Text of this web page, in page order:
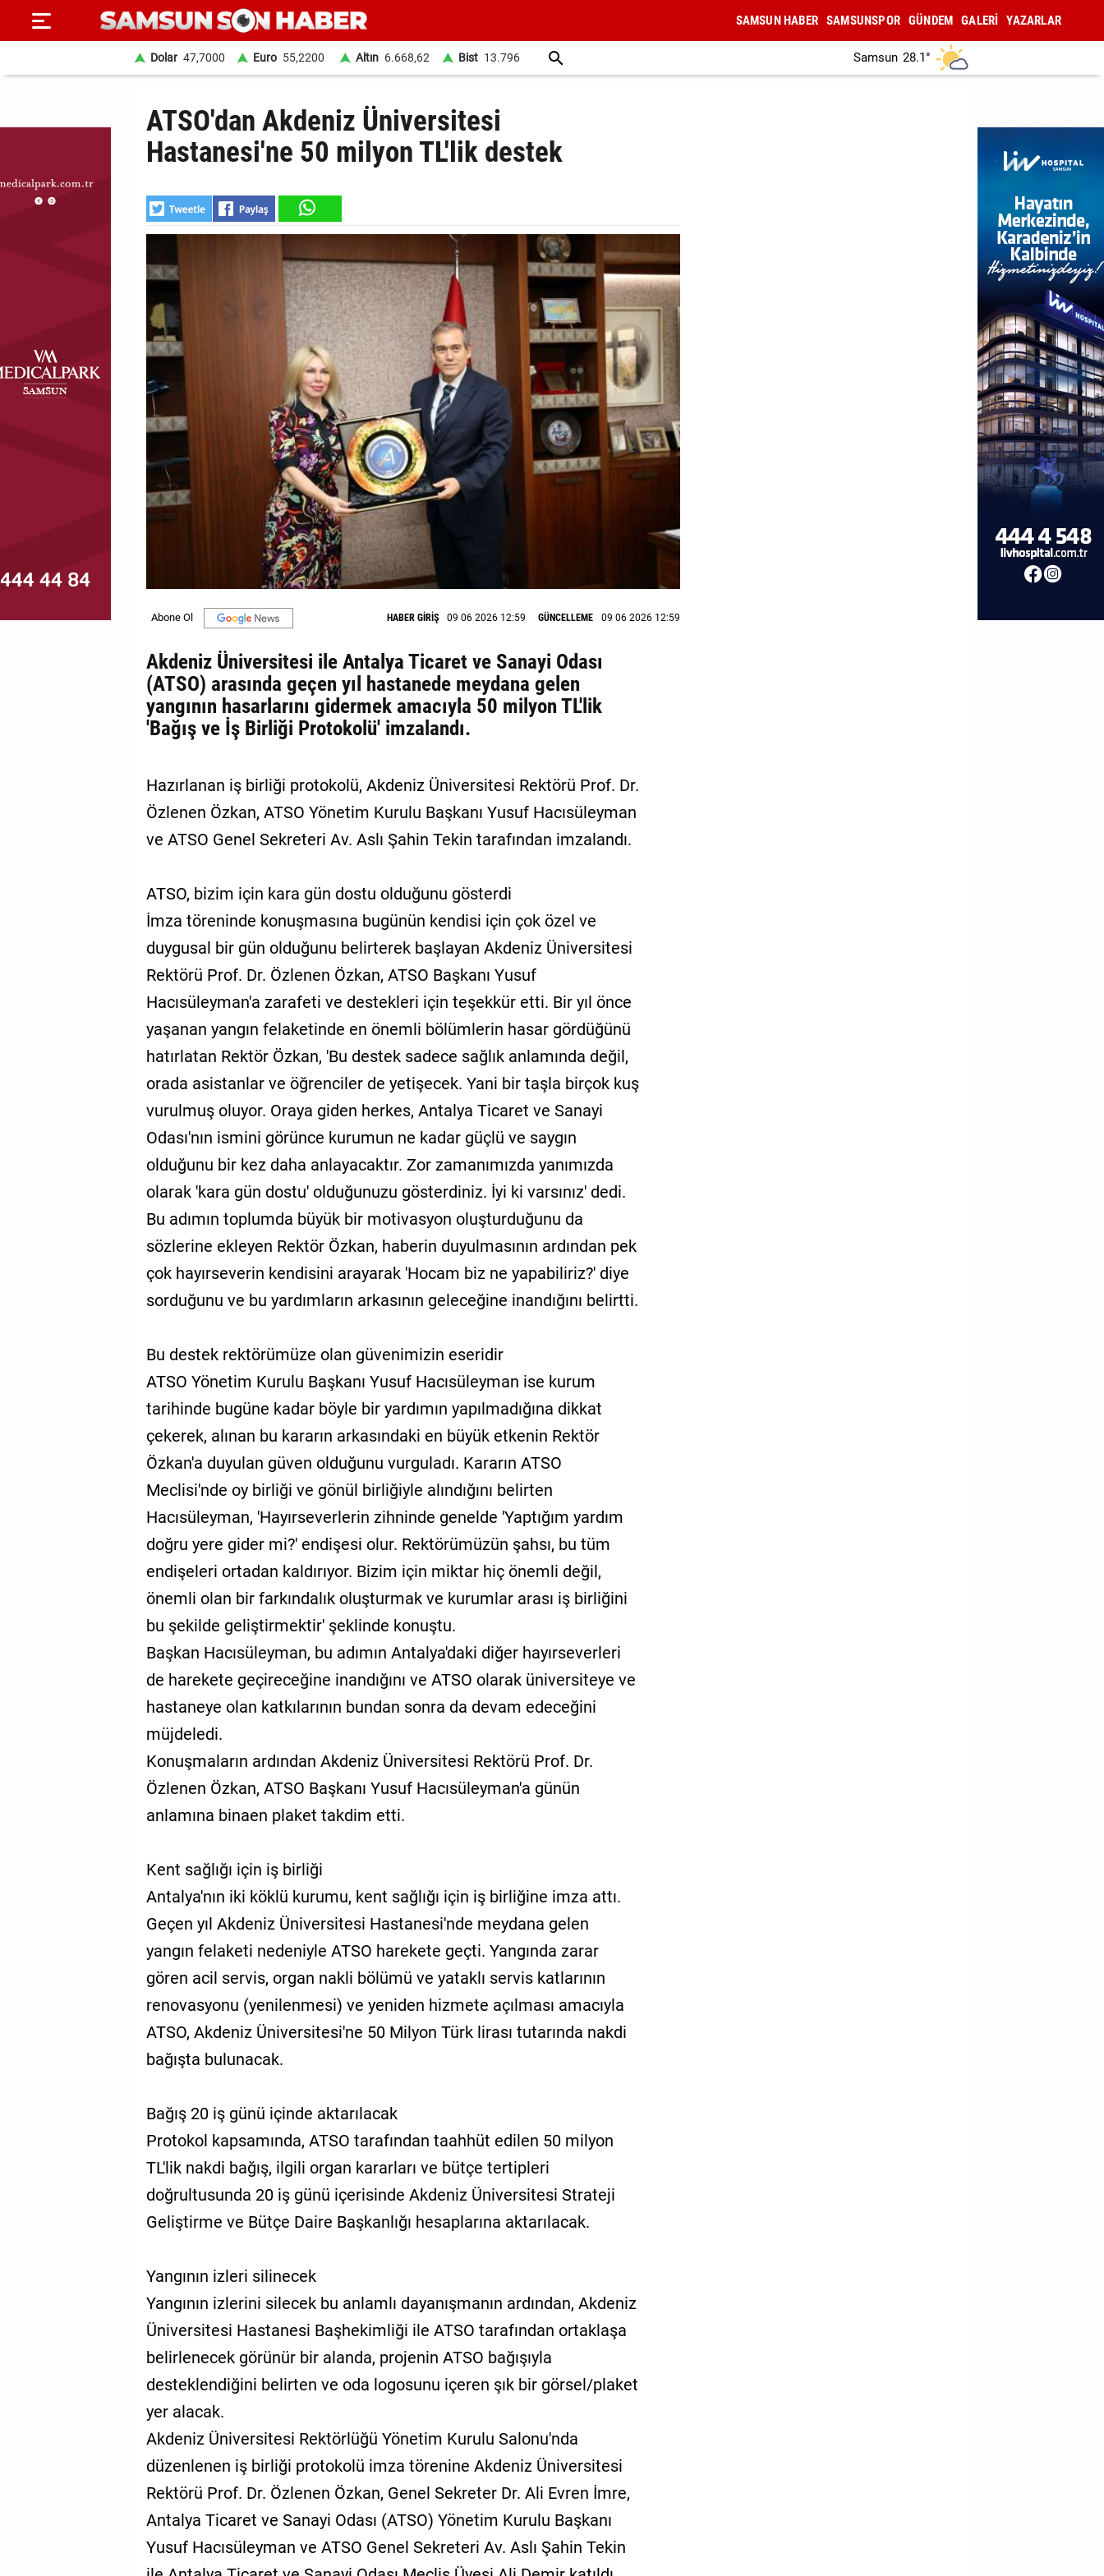
SAYFA
HABER
DÜNYA
MAGAZİN
Künye
İletişim
SAMSUN HABER SAMSUNSPOR GÜNDEM GALERİ YAZARLAR
Dolar 47,7000 Euro 55,2200 Altın 6.668,62 Bist 13.796 Samsun 28.1°
ATSO'dan Akdeniz Üniversitesi
Hastanesi'ne 50 milyon TL'lik destek
HABER GİRİŞ 09 06 2026 12:59 GÜNCELLEME 09 06 2026 12:59
Akdeniz Üniversitesi ile Antalya Ticaret ve Sanayi Odası
(ATSO) arasında geçen yıl hastanede meydana gelen
yangının hasarlarını gidermek amacıyla 50 milyon TL'lik
'Bağış ve İş Birliği Protokolü' imzalandı.
Hazırlanan iş birliği protokolü, Akdeniz Üniversitesi Rektörü Prof. Dr.
Özlenen Özkan, ATSO Yönetim Kurulu Başkanı Yusuf Hacısüleyman
ve ATSO Genel Sekreteri Av. Aslı Şahin Tekin tarafından imzalandı.
ATSO, bizim için kara gün dostu olduğunu gösterdi
İmza töreninde konuşmasına bugünün kendisi için çok özel ve
duygusal bir gün olduğunu belirterek başlayan Akdeniz Üniversitesi
Rektörü Prof. Dr. Özlenen Özkan, ATSO Başkanı Yusuf
Hacısüleyman'a zarafeti ve destekleri için teşekkür etti. Bir yıl önce
yaşanan yangın felaketinde en önemli bölümlerin hasar gördüğünü
hatırlatan Rektör Özkan, 'Bu destek sadece sağlık anlamında değil,
orada asistanlar ve öğrenciler de yetişecek. Yani bir taşla birçok kuş
vurulmuş oluyor. Oraya giden herkes, Antalya Ticaret ve Sanayi
Odası'nın ismini görünce kurumun ne kadar güçlü ve saygın
olduğunu bir kez daha anlayacaktır. Zor zamanımızda yanımızda
olarak 'kara gün dostu' olduğunuzu gösterdiniz. İyi ki varsınız' dedi.
Bu adımın toplumda büyük bir motivasyon oluşturduğunu da
sözlerine ekleyen Rektör Özkan, haberin duyulmasının ardından pek
çok hayırseverin kendisini arayarak 'Hocam biz ne yapabiliriz?' diye
sorduğunu ve bu yardımların arkasının geleceğine inandığını belirtti.
Bu destek rektörümüze olan güvenimizin eseridir
ATSO Yönetim Kurulu Başkanı Yusuf Hacısüleyman ise kurum
tarihinde bugüne kadar böyle bir yardımın yapılmadığına dikkat
çekerek, alınan bu kararın arkasındaki en büyük etkenin Rektör
Özkan'a duyulan güven olduğunu vurguladı. Kararın ATSO
Meclisi'nde oy birliği ve gönül birliğiyle alındığını belirten
Hacısüleyman, 'Hayırseverlerin zihninde genelde 'Yaptığım yardım
doğru yere gider mi?' endişesi olur. Rektörümüzün şahsı, bu tüm
endişeleri ortadan kaldırıyor. Bizim için miktar hiç önemli değil,
önemli olan bir farkındalık oluşturmak ve kurumlar arası iş birliğini
bu şekilde geliştirmektir' şeklinde konuştu.
Başkan Hacısüleyman, bu adımın Antalya'daki diğer hayırseverleri
de harekete geçireceğine inandığını ve ATSO olarak üniversiteye ve
hastaneye olan katkılarının bundan sonra da devam edeceğini
müjdeledi.
Konuşmaların ardından Akdeniz Üniversitesi Rektörü Prof. Dr.
Özlenen Özkan, ATSO Başkanı Yusuf Hacısüleyman'a günün
anlamına binaen plaket takdim etti.
Kent sağlığı için iş birliği
Antalya'nın iki köklü kurumu, kent sağlığı için iş birliğine imza attı.
Geçen yıl Akdeniz Üniversitesi Hastanesi'nde meydana gelen
yangın felaketi nedeniyle ATSO harekete geçti. Yangında zarar
gören acil servis, organ nakli bölümü ve yataklı servis katlarının
renovasyonu (yenilenmesi) ve yeniden hizmete açılması amacıyla
ATSO, Akdeniz Üniversitesi'ne 50 Milyon Türk lirası tutarında nakdi
bağışta bulunacak.
Bağış 20 iş günü içinde aktarılacak
Protokol kapsamında, ATSO tarafından taahhüt edilen 50 milyon
TL'lik nakdi bağış, ilgili organ kararları ve bütçe tertipleri
doğrultusunda 20 iş günü içerisinde Akdeniz Üniversitesi Strateji
Geliştirme ve Bütçe Daire Başkanlığı hesaplarına aktarılacak.
Yangının izleri silinecek
Yangının izlerini silecek bu anlamlı dayanışmanın ardından, Akdeniz
Üniversitesi Hastanesi Başhekimliği ile ATSO tarafından ortaklaşa
belirlenecek görünür bir alanda, projenin ATSO bağışıyla
desteklendiğini belirten ve oda logosunu içeren şık bir görsel/plaket
yer alacak.
Akdeniz Üniversitesi Rektörlüğü Yönetim Kurulu Salonu'nda
düzenlenen iş birliği protokolü imza törenine Akdeniz Üniversitesi
Rektörü Prof. Dr. Özlenen Özkan, Genel Sekreter Dr. Ali Evren İmre,
Antalya Ticaret ve Sanayi Odası (ATSO) Yönetim Kurulu Başkanı
Yusuf Hacısüleyman ve ATSO Genel Sekreteri Av. Aslı Şahin Tekin